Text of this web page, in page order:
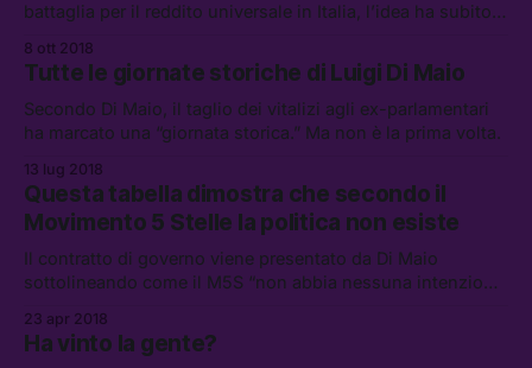
battaglia per il reddito universale in Italia, l’idea ha subito
quasi impossibile da inquadrare e valutare.
8 ott 2018
Tutte le giornate storiche di Luigi Di Maio
Secondo Di Maio, il taglio dei vitalizi agli ex-parlamentari
ha marcato una “giornata storica.” Ma non è la prima volta.
13 lug 2018
Questa tabella dimostra che secondo il
Movimento 5 Stelle la politica non esiste
Il contratto di governo viene presentato da Di Maio
sottolineando come il M5S “non abbia nessuna intenzione
23 apr 2018
Ha vinto la gente?